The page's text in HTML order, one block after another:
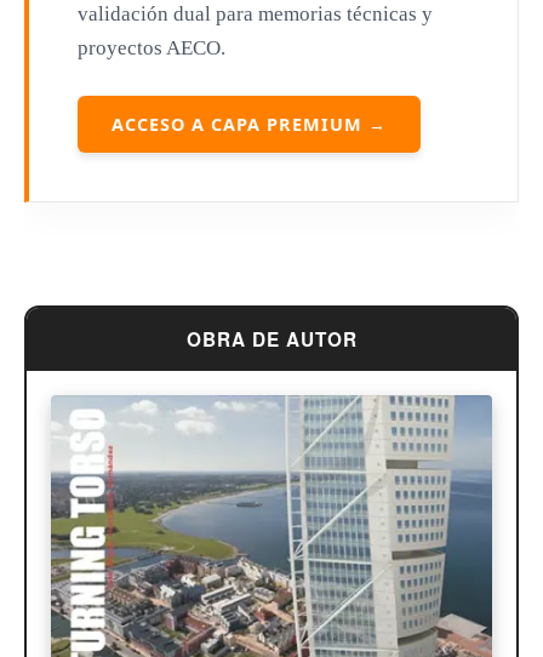
Le Corbusier
William Pereira
Antoni Gaudí
validación dual para memorias técnicas y
proyectos AECO.
ACCESO A CAPA PREMIUM →
OBRA DE AUTOR